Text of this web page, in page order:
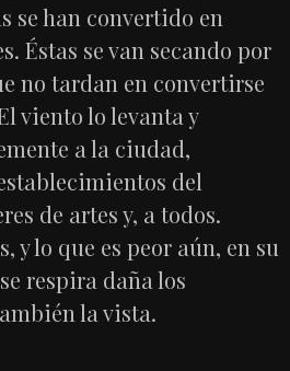
se han convertido en
Éstas se van secando por
no tardan en convertirse
viento lo levanta y
a la ciudad,
del
de artes y, a todos.
y lo que es peor aún, en su
respira daña los
la vista.